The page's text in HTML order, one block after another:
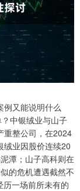
又能说明什么
中银绒业与山子
重整公司，在2024
绒业因股价连续20
潭；山子高科则在
的危机遭遇截然不
一场前所未有的